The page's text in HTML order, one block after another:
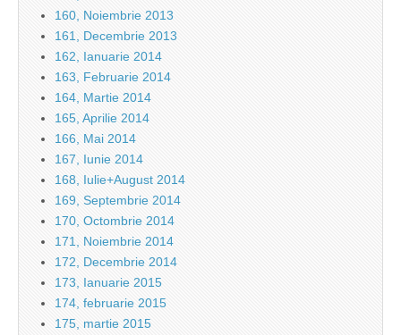
160, Noiembrie 2013
161, Decembrie 2013
162, Ianuarie 2014
163, Februarie 2014
164, Martie 2014
165, Aprilie 2014
166, Mai 2014
167, Iunie 2014
168, Iulie+August 2014
169, Septembrie 2014
170, Octombrie 2014
171, Noiembrie 2014
172, Decembrie 2014
173, Ianuarie 2015
174, februarie 2015
175, martie 2015